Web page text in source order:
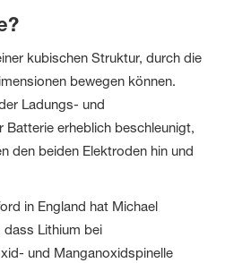
kubischen Struktur, durch die
bewegen können.
Ladungs- und
Batterie erheblich beschleunigt,
den beiden Elektroden hin und
in England hat Michael
Lithium bei
und Manganoxidspinelle